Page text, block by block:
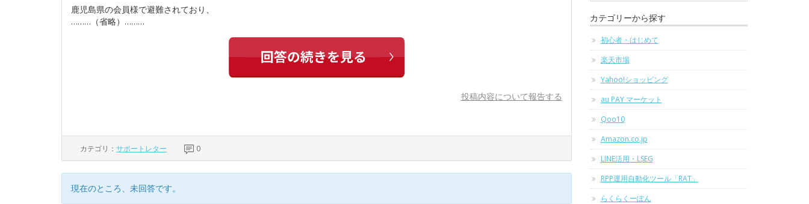
鹿児島県の会員様で避難されており、
………（省略）………
投稿内容について報告する
カテゴリ： サポートレター 0
現在のところ、未回答です。
カテゴリーから探す
初心者・はじめて
楽天市場
Yahoo!ショッピング
au PAY マーケット
Qoo10
Amazon.co.jp
LINE活用・LSEG
RPP運用自動化ツール「RAT」
らくらくーぽん